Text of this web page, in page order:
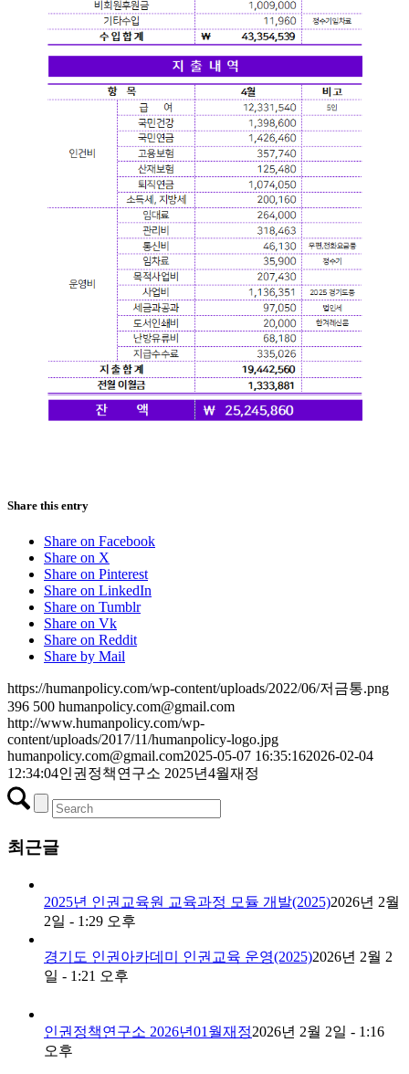
Share this entry
Share on Facebook
Share on X
Share on Pinterest
Share on LinkedIn
Share on Tumblr
Share on Vk
Share on Reddit
Share by Mail
https://humanpolicy.com/wp-content/uploads/2022/06/저금통.png
396 500 humanpolicy.com@gmail.com
http://www.humanpolicy.com/wp-
content/uploads/2017/11/humanpolicy-logo.jpg
humanpolicy.com@gmail.com2025-05-07 16:35:162026-02-04
12:34:04인권정책연구소 2025년4월재정
최근글
2025년 인권교육원 교육과정 모듈 개발(2025)2026년 2월
2일 - 1:29 오후
경기도 인권아카데미 인권교육 운영(2025)2026년 2월 2
일 - 1:21 오후
인권정책연구소 2026년01월재정2026년 2월 2일 - 1:16
오후